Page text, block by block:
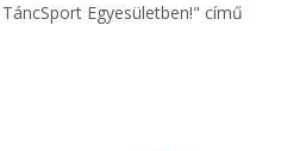
Egyesületben!" című